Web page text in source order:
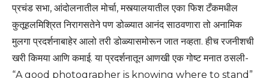
प्रचंड सभा, आंदोलनातील मोर्चा, मस्त्यालयातील एका फिश टँकमधील
कुतूहलमिश्रित निरागसतेने पण डोळ्यात आनंद साठवणारा तो अनामिक
मुलगा प्रदर्शनाबाहेर आलो तरी डोळ्यासमोरून जात नव्हता. हीच रजनीशची
खरी किमया आणि कमाई. या प्रदर्शनातून आणखी एक गोष्ट मनात ठसली-
“A good photographer is knowing where to stand”